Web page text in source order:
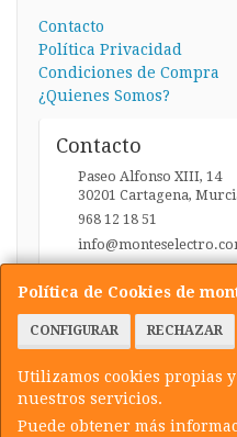
Política de Cookies de
CONFIGURAR RECHAZAR
Utilizamos cookies propias
nuestros servicios.
Puede obtener más
Contacto
Política Privacidad
Condiciones de Compra
¿Quienes Somos?
Contacto
Paseo Alfonso XIII, 14
30201 Cartagena,
968 12 18 51
Horario
Lunes a Viernes: 09:45-
09:45-14:00